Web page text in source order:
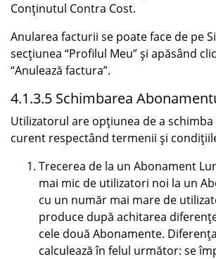
Conținutul Contra Cost.
Anularea facturii se poate face de pe
secțiunea “Profilul Meu” și apăsând
“Anulează factura”.
4.1.3.5 Schimbarea
Utilizatorul are opțiunea de a
curent respectând termenii și
Trecerea de la un Abonament
mai mic de utilizatori noi la un
cu un număr mai mare de
produce după achitarea
cele două Abonamente.
calculează în felul următor: se